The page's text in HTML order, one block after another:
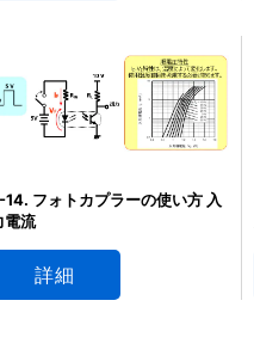
14. フォトカプラーの使い方 入
電流
詳細